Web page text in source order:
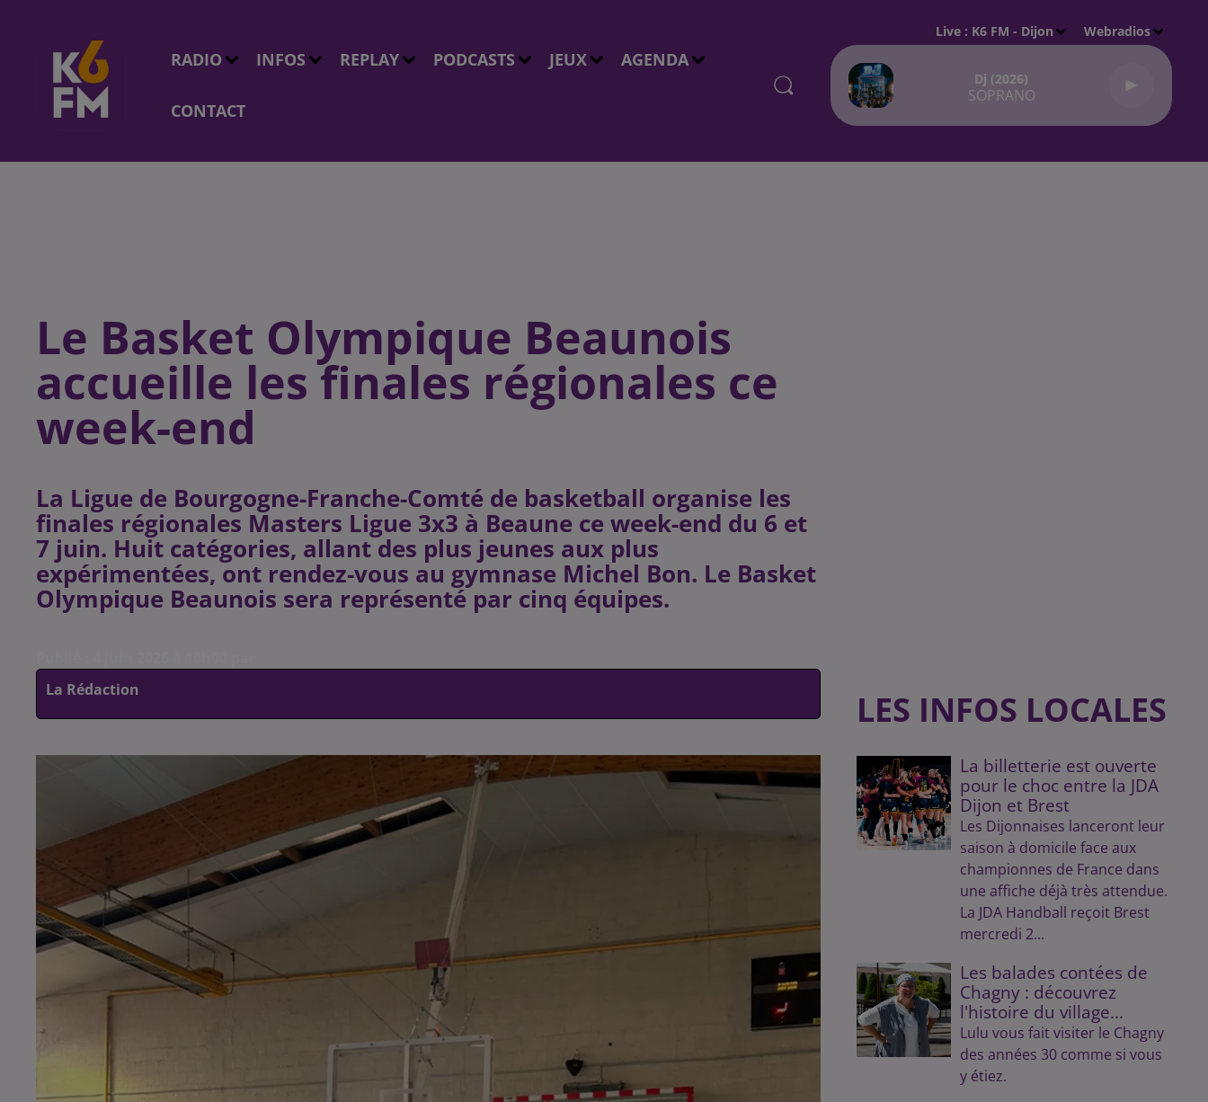
RADIO INFOS REPLAY PODCASTS JEUX AGENDA
CONTACT
Live : K6 FM - Dijon Webradios
Dj (2026)
SOPRANO
Le Basket Olympique Beaunois
accueille les finales régionales ce
week-end
La Ligue de Bourgogne-Franche-Comté de basketball organise les
finales régionales Masters Ligue 3x3 à Beaune ce week-end du 6 et
7 juin. Huit catégories, allant des plus jeunes aux plus
expérimentées, ont rendez-vous au gymnase Michel Bon. Le Basket
Olympique Beaunois sera représenté par cinq équipes.
La Rédaction
LES INFOS LOCALES
La billetterie est ouverte
pour le choc entre la JDA
Dijon et Brest
Les Dijonnaises lanceront leur
saison à domicile face aux
championnes de France dans
une affiche déjà très attendue.
La JDA Handball reçoit Brest
mercredi 2...
Les balades contées de
Chagny : découvrez
l'histoire du village...
Lulu vous fait visiter le Chagny
des années 30 comme si vous
y étiez.